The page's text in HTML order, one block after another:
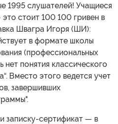
1995 слушателей! Учащиеся
стоит 100 100 гривен в
Швагра Игоря (ШИ):
в формате школы
(профессиональных
нет понятия классического
Вместо этого ведется учет
завершивших
записку-сертификат — в